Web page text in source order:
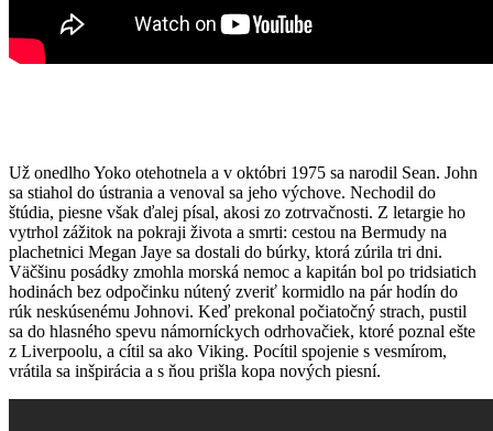
Už onedlho Yoko otehotnela a v októbri 1975 sa narodil Sean. John
sa stiahol do ústrania a venoval sa jeho výchove. Nechodil do
štúdia, piesne však ďalej písal, akosi zo zotrvačnosti. Z letargie ho
vytrhol zážitok na pokraji života a smrti: cestou na Bermudy na
plachetnici Megan Jaye sa dostali do búrky, ktorá zúrila tri dni.
Väčšinu posádky zmohla morská nemoc a kapitán bol po tridsiatich
hodinách bez odpočinku nútený zveriť kormidlo na pár hodín do
rúk neskúsenému Johnovi. Keď prekonal počiatočný strach, pustil
sa do hlasného spevu námorníckych odrhovačiek, ktoré poznal ešte
z Liverpoolu, a cítil sa ako Viking. Pocítil spojenie s vesmírom,
vrátila sa inšpirácia a s ňou prišla kopa nových piesní.